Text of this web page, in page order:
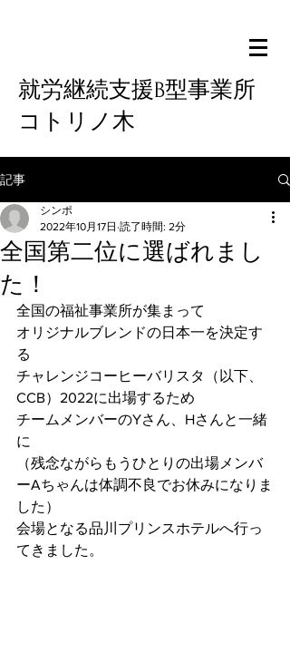
就労継続支援B型事業所
コトリノ木
記事
全国第二位に選ばれまし
た！
シンポ
2022年10月17日 読了時間: 2分
全国の福祉事業所が集まって
オリジナルブレンドの日本一を決定す
る
チャレンジコーヒーバリスタ（以下、
CCB）2022に出場するため
チームメンバーのYさん、Hさんと一緒
に
（残念ながらもうひとりの出場メンバ
ーAちゃんは体調不良でお休みになりま
した）
会場となる品川プリンスホテルへ行っ
てきました。